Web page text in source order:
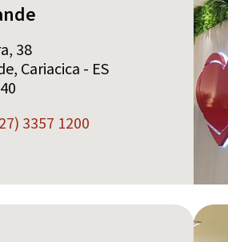
38
Cariacica - ES
3357 1200